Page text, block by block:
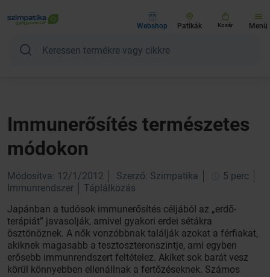
Webshop Patikák Kosár Menü
Immunerősítés természetes
módokon
Módosítva: 12/1/2012 Szerző: Szimpatika
5 perc
Immunrendszer
Táplálkozás
Japánban a tudósok immunerősítés céljából az „erdő-
terápiát” javasolják, amivel gyakori erdei sétákra
ösztönöznek. A nők vonzóbbnak találják azokat a férfiakat,
akiknek magasabb a tesztoszteronszintje, ami egyben
erősebb immunrendszert feltételez. Akiket sok barát vesz
körül könnyebben ellenállnak a fertőzéseknek. Számos